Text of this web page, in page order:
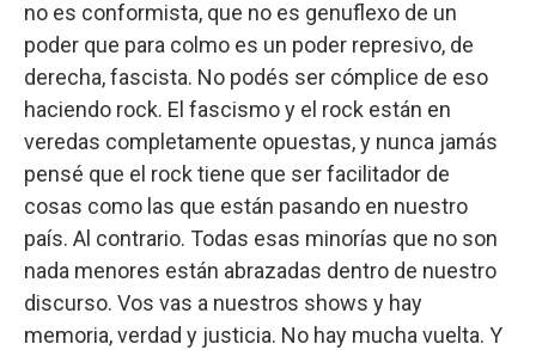
no es conformista, que no es genuflexo de un
poder que para colmo es un poder represivo, de
derecha, fascista. No podés ser cómplice de eso
haciendo rock. El fascismo y el rock están en
veredas completamente opuestas, y nunca jamás
pensé que el rock tiene que ser facilitador de
cosas como las que están pasando en nuestro
país. Al contrario. Todas esas minorías que no son
nada menores están abrazadas dentro de nuestro
discurso. Vos vas a nuestros shows y hay
memoria, verdad y justicia. No hay mucha vuelta. Y